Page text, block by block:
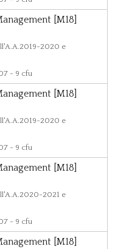
[M18]
2020 e
- 9 cfu
[M18]
2020 e
- 9 cfu
[M18]
2021 e
- 9 cfu
[M18]